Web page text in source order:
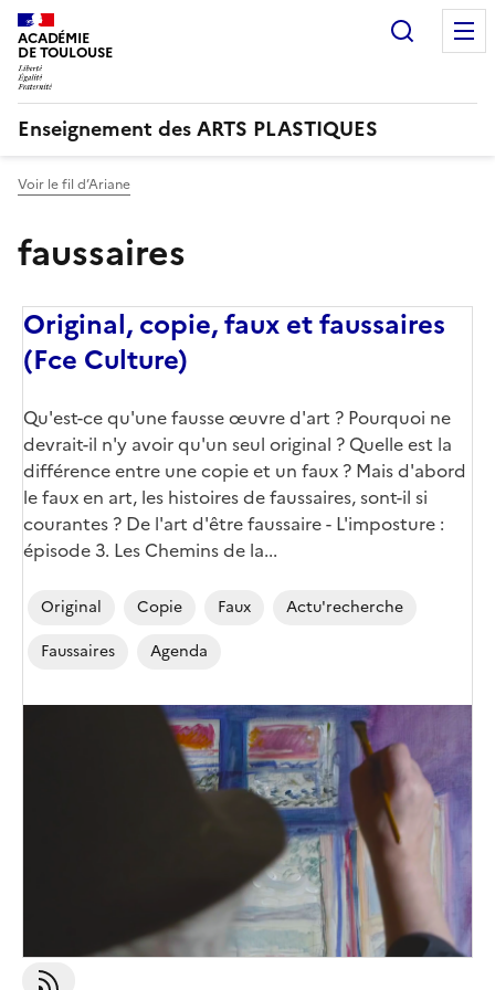
ACADÉMIE
DE TOULOUSE
Enseignement des ARTS PLASTIQUES
Voir le fil d’Ariane
faussaires
Original, copie, faux et faussaires
(Fce Culture)
Qu'est-ce qu'une fausse œuvre d'art ? Pourquoi ne
devrait-il n'y avoir qu'un seul original ? Quelle est la
différence entre une copie et un faux ? Mais d'abord
le faux en art, les histoires de faussaires, sont-il si
courantes ? De l'art d'être faussaire - L'imposture :
épisode 3. Les Chemins de la...
Original Copie Faux
Actu'recherche
Faussaires
Agenda